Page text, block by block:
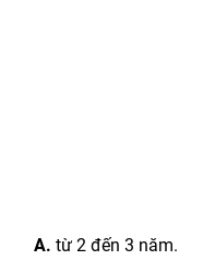
A. từ 2 đến 3 năm.